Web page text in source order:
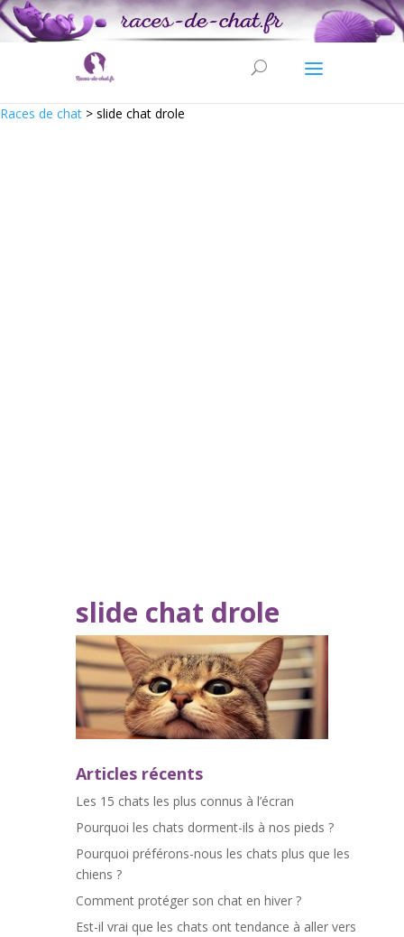
Races de chat > slide chat drole
slide chat drole
Articles récents
Les 15 chats les plus connus à l’écran
Pourquoi les chats dorment-ils à nos pieds ?
Pourquoi préférons-nous les chats plus que les
chiens ?
Comment protéger son chat en hiver ?
Est-il vrai que les chats ont tendance à aller vers